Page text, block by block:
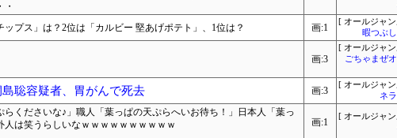
プス」は？2位は「カルビー 堅あげポテト」、1位は？ 画:1
[ オールジャン
暇つぶ
画:3
[ オールジャン
ごちゃまぜ
聡容疑者、胃がんで死去 画:3
[ オールジャン
ネ
らくださいな♪」職人「葉っぱの天ぷらへいお待ち！」日本人「葉っ
は笑うらしいなｗｗｗｗｗｗｗｗｗｗ
画:1
[ オールジャン